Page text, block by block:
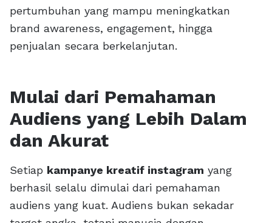
pertumbuhan yang mampu meningkatkan
brand awareness, engagement, hingga
penjualan secara berkelanjutan.
Mulai dari Pemahaman
Audiens yang Lebih Dalam
dan Akurat
Setiap kampanye kreatif instagram yang
berhasil selalu dimulai dari pemahaman
audiens yang kuat. Audiens bukan sekadar